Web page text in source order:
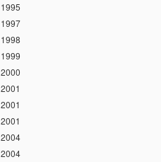
1995
1997
1998
1999
2000
2001
2001
2001
2004
2004